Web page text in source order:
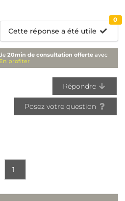
Cette réponse a été utile
0
20min de consultation offerte avec
En profiter
Répondre
Posez votre question
1